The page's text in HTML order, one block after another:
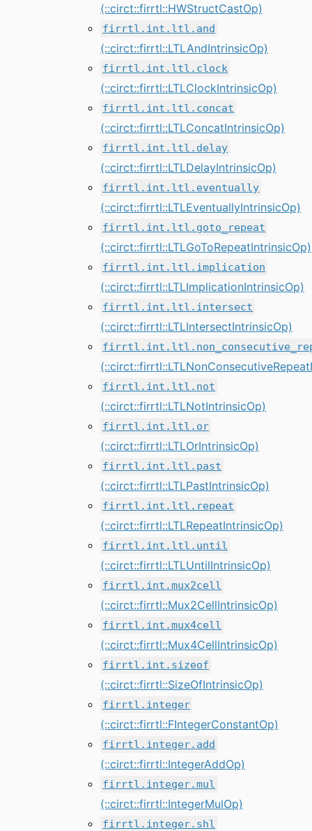
(::circt::firrtl::HWStructCastOp)
firrtl.int.ltl.and
(::circt::firrtl::LTLAndIntrinsicOp)
firrtl.int.ltl.clock
(::circt::firrtl::LTLClockIntrinsicOp)
firrtl.int.ltl.concat
(::circt::firrtl::LTLConcatIntrinsicOp)
firrtl.int.ltl.delay
(::circt::firrtl::LTLDelayIntrinsicOp)
firrtl.int.ltl.eventually
(::circt::firrtl::LTLEventuallyIntrinsicOp)
firrtl.int.ltl.goto_repeat
(::circt::firrtl::LTLGoToRepeatIntrinsicOp)
firrtl.int.ltl.implication
(::circt::firrtl::LTLImplicationIntrinsicOp)
firrtl.int.ltl.intersect
(::circt::firrtl::LTLIntersectIntrinsicOp)
firrtl.int.ltl.not
(::circt::firrtl::LTLNotIntrinsicOp)
firrtl.int.ltl.or
(::circt::firrtl::LTLOrIntrinsicOp)
firrtl.int.ltl.past
(::circt::firrtl::LTLPastIntrinsicOp)
firrtl.int.ltl.repeat
(::circt::firrtl::LTLRepeatIntrinsicOp)
firrtl.int.ltl.until
(::circt::firrtl::LTLUntilIntrinsicOp)
firrtl.int.mux2cell
(::circt::firrtl::Mux2CellIntrinsicOp)
firrtl.int.mux4cell
(::circt::firrtl::Mux4CellIntrinsicOp)
firrtl.int.sizeof
(::circt::firrtl::SizeOfIntrinsicOp)
firrtl.integer
(::circt::firrtl::FIntegerConstantOp)
firrtl.integer.add
(::circt::firrtl::IntegerAddOp)
firrtl.integer.mul
(::circt::firrtl::IntegerMulOp)
firrtl.integer.shl